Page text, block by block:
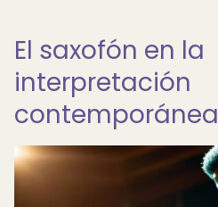
El saxofón en la
interpretación
contemporánea